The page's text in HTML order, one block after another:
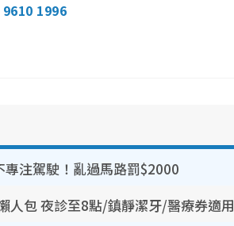
9610 1996
注駕駛！亂過馬路罰$2000
人包 夜診至8點/鎮靜潔牙/醫療券適用